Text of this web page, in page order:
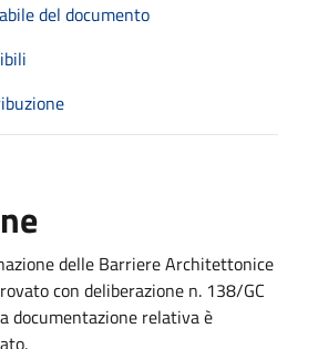
del documento
delle Barriere Architettonice
con deliberazione n. 138/GC
documentazione relativa è